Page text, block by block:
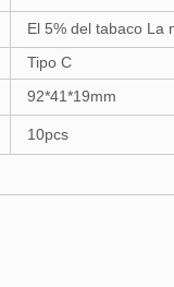
El 5% del tabaco La
Tipo C
92*41*19mm
10pcs